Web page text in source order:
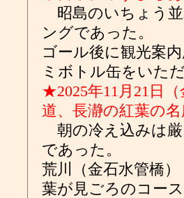
昭島のいちょう並
ングであった。
ゴール後に観光案
ミボトル缶をいた
★2025年11月21日
道、長瀞の紅葉の
朝の冷え込みは厳
であった。
荒川（金石水管橋
葉が見ごろのコー